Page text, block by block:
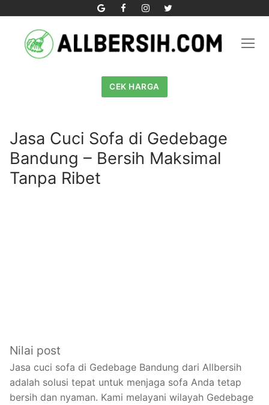
content
CEK HARGA
Jasa Cuci Sofa di Gedebage
Bandung – Bersih Maksimal
Tanpa Ribet
Nilai post
Jasa cuci sofa di Gedebage Bandung dari Allbersih
adalah solusi tepat untuk menjaga sofa Anda tetap
bersih dan nyaman. Kami melayani wilayah Gedebage